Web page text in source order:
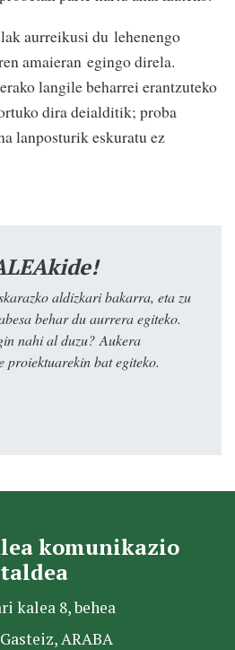
aurreikusi du lehenengo
amaieran egingo direla.
langile beharrei erantzuteko
dira deialditik; proba
lanposturik eskuratu ez
aldizkari bakarra, eta zu
behar du aurrera egiteko.
nahi al duzu? Aukera
proiektuarekin bat egiteko.
komunikazio
taldea
kalea 8, behea
ARABA